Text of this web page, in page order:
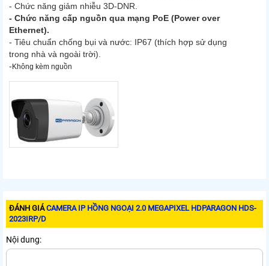
- Chức năng giảm nhiễu 3D-DNR.
- Chức năng cấp nguồn qua mạng PoE (Power over
Ethernet).
- Tiêu chuẩn chống bụi và nước: IP67 (thích hợp sử dụng
trong nhà và ngoài trời).
- Không kèm nguồn
ĐÁNH GIÁCAMERA IP HỒNG NGOẠI 2.0 MEGAPIXEL HDPARAGON HDS-
2023IRP/D
Nội dung: